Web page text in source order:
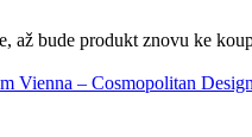
až bude produkt znovu ke